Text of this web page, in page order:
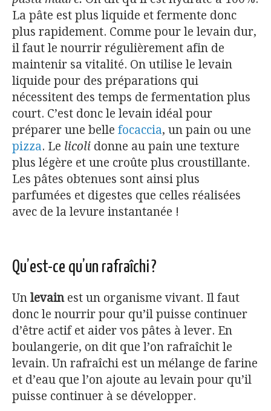
La pâte est plus liquide et fermente donc
plus rapidement. Comme pour le levain dur,
il faut le nourrir régulièrement afin de
maintenir sa vitalité. On utilise le levain
liquide pour des préparations qui
nécessitent des temps de fermentation plus
court. C’est donc le levain idéal pour
préparer une belle focaccia, un pain ou une
pizza. Le licoli donne au pain une texture
plus légère et une croûte plus croustillante.
Les pâtes obtenues sont ainsi plus
parfumées et digestes que celles réalisées
avec de la levure instantanée !
Qu’est-ce qu’un rafraîchi ?
Un levainest un organisme vivant. Il faut
donc le nourrir pour qu’il puisse continuer
d’être actif et aider vos pâtes à lever. En
boulangerie, on dit que l’on rafraîchit le
levain. Un rafraîchi est un mélange de farine
et d’eau que l’on ajoute au levain pour qu’il
puisse continuer à se développer.